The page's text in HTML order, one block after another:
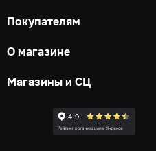
Покупателям
О магазине
Магазины и СЦ